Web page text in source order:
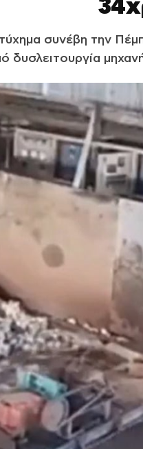
συνέβη την
δυσλειτουργία